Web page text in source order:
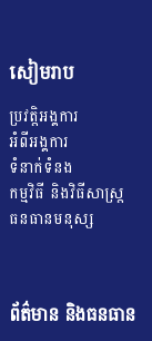
សៀមរាប
ប្រវត្តិអង្គការ
អំពីអង្គការ
ទំនាក់ទំនង
កម្មវិធី និងវិធីសាស្រ្ត
ធនធានមនុស្ស
ព័ត៌មាន និងធនធាន